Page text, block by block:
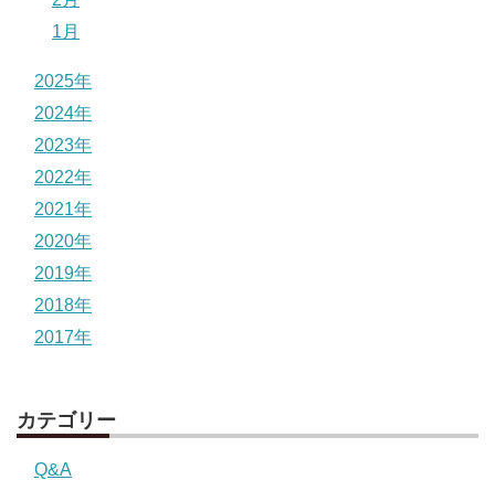
1月
2025年
2024年
2023年
2022年
2021年
2020年
2019年
2018年
2017年
カテゴリー
Q&A